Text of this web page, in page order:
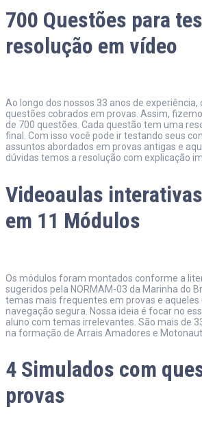
700 Questões para
resolução em vídeo​
Ao longo dos nossos 33 anos de
questões cobrados em provas. Assim,
de 700 questões. Cada questão tem uma
final. Com isso você pode ir testando seus
assuntos abordados em provas antigas e
dúvidas temos a resolução com explicação
Videoaulas
em 11 Módulos
Os módulos foram montados conforme a
sugeridos pela NORMAM-03 da Marinha do
temas mais frequentes em provas e aqueles
navegação segura. Nossa ideia é focar no
aluno com temas irrelevantes. São mais de
na formação de Arrais Amadores e
4 Simulados com
provas